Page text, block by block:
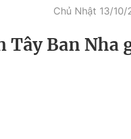
Chủ Nhật 13/
Tây Ban Nha